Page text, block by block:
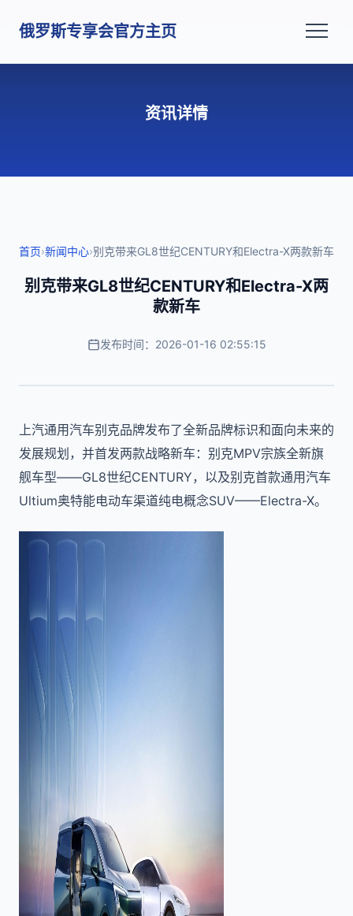
俄罗斯专享会官方主页
资讯详情
首页›新闻中心›别克带来GL8世纪CENTURY和Electra-X两款新车
别克带来GL8世纪CENTURY和Electra-X两
款新车
发布时间：2026-01-16 02:55:15
上汽通用汽车别克品牌发布了全新品牌标识和面向未来的
发展规划，并首发两款战略新车：别克MPV宗族全新旗
舰车型——GL8世纪CENTURY，以及别克首款通用汽车
Ultium奥特能电动车渠道纯电概念SUV——Electra-X。